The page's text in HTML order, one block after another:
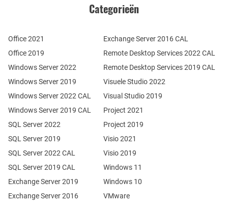
Categorieën
Office 2021
Office 2019
Windows Server 2022
Windows Server 2019
Exchange Server 2019
Exchange Server 2016
SQL Server 2022
SQL Server 2019
Windows Server 2022 CAL
Windows Server 2019 CAL
SQL Server 2022 CAL
SQL Server 2019 CAL
Remote Desktop Services 2022 CAL
Remote Desktop Services 2019 CAL
Exchange Server 2016 CAL
Visuele Studio 2022
Visual Studio 2019
Project 2021
Project 2019
Visio 2021
Visio 2019
Windows 11
Windows 10
VMware